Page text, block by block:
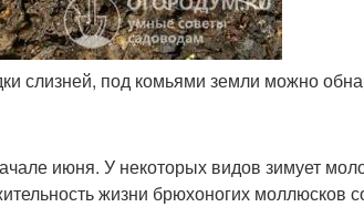
слизней, под комьями земли можно
июня. У некоторых видов зимует
жизни брюхоногих моллюсков